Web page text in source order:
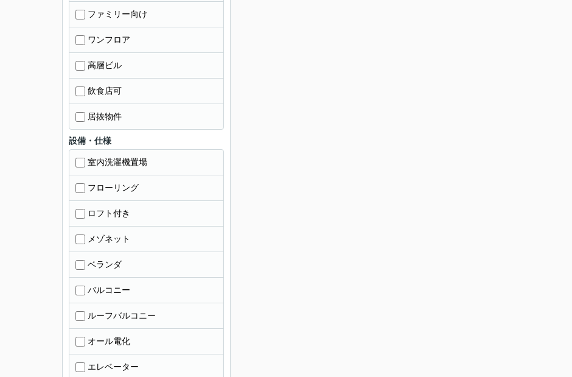
ファミリー向け
ワンフロア
高層ビル
飲食店可
居抜物件
設備・仕様
室内洗濯機置場
フローリング
ロフト付き
メゾネット
ベランダ
バルコニー
ルーフバルコニー
オール電化
エレベーター